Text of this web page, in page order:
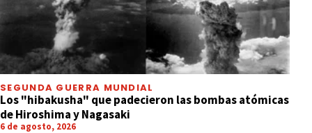
SEGUNDA GUERRA MUNDIAL
Los "hibakusha" que padecieron las bombas atómicas
de Hiroshima y Nagasaki
6 de agosto, 2026